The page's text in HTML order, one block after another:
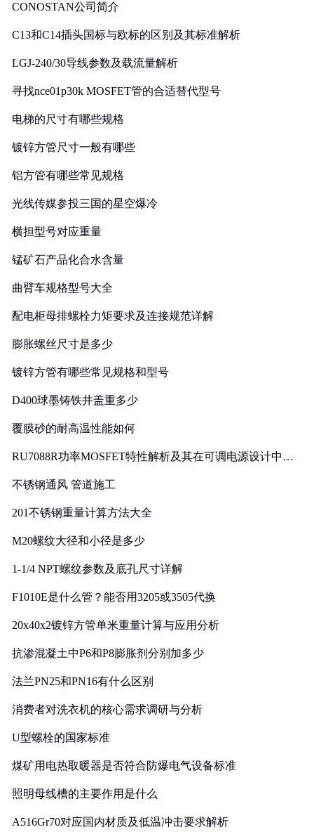
CONOSTAN公司简介
C13和C14插头国标与欧标的区别及其标准解析
LGJ-240/30导线参数及载流量解析
寻找nce01p30k MOSFET管的合适替代型号
电梯的尺寸有哪些规格
镀锌方管尺寸一般有哪些
铝方管有哪些常见规格
光线传媒参投三国的星空爆冷
横担型号对应重量
锰矿石产品化合水含量
曲臂车规格型号大全
配电柜母排螺栓力矩要求及连接规范详解
膨胀螺丝尺寸是多少
镀锌方管有哪些常见规格和型号
D400球墨铸铁井盖重多少
覆膜砂的耐高温性能如何
RU7088R功率MOSFET特性解析及其在可调电源设计中的
不锈钢通风 管道施工
201不锈钢重量计算方法大全
M20螺纹大径和小径是多少
1-1/4 NPT螺纹参数及底孔尺寸详解
F1010E是什么管？能否用3205或3505代换
20x40x2镀锌方管单米重量计算与应用分析
抗渗混凝土中P6和P8膨胀剂分别加多少
法兰PN25和PN16有什么区别
消费者对洗衣机的核心需求调研与分析
U型螺栓的国家标准
煤矿用电热取暖器是否符合防爆电气设备标准
照明母线槽的主要作用是什么
A516Gr70对应国内材质及低温冲击要求解析